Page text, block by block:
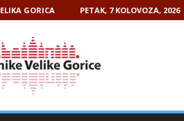
GORICA PETAK, 7 KOLOVOZA, 2026